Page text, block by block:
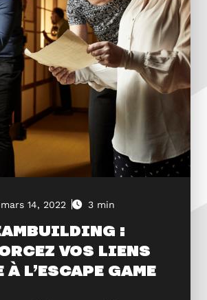
mars 14, 2022 3 min
:
VOS LIENS
À L’ESCAPE GAME